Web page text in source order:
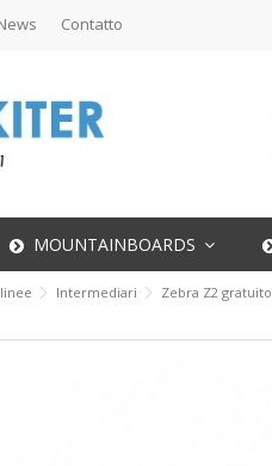
Contatto
MOUNTAINBOARDS
Intermediari Zebra Z2 gratuito